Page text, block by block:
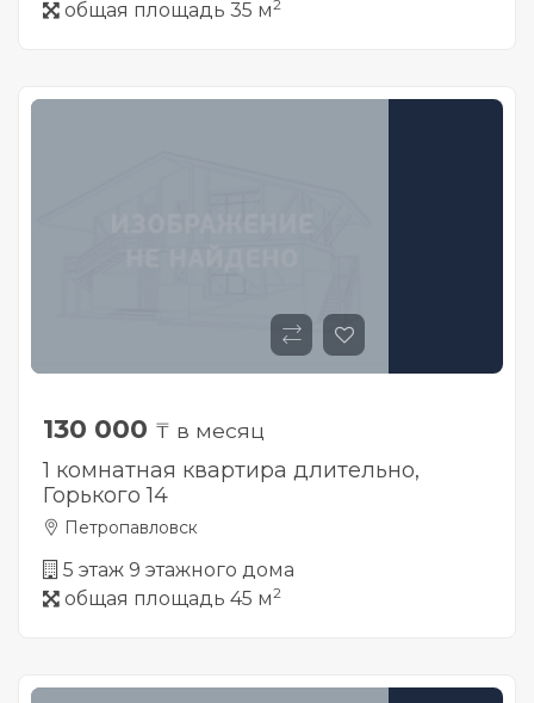
общая площадь 35 м2
130 000 ₸ в месяц
1 комнатная квартира длительно,
Горького 14
Петропавловск
5 этаж 9 этажного дома
общая площадь 45 м2